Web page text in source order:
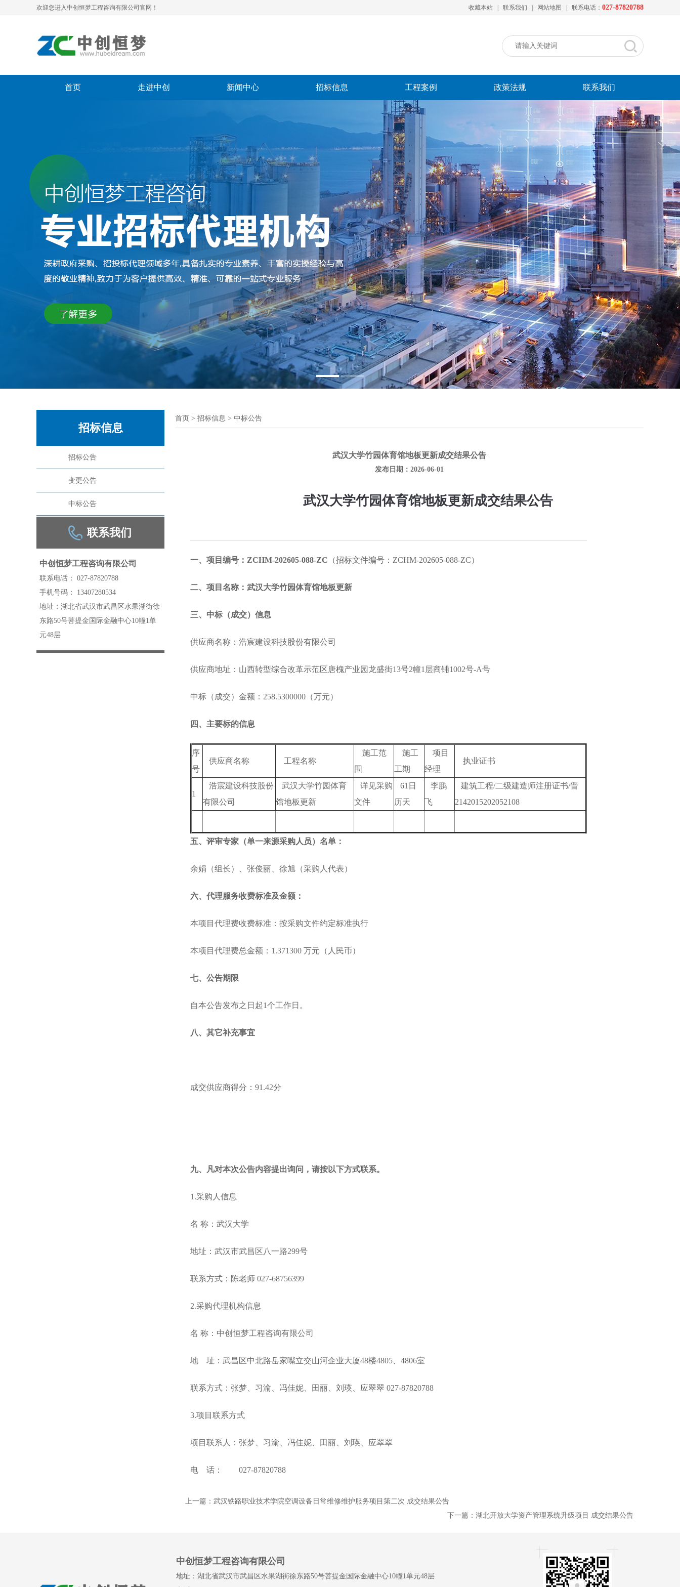
欢迎您进入中创恒梦工程咨询有限公司官网！ 收藏本站 联系我们 网站地图 联系电话： 027-87820788
首页 走进中创 新闻中心 招标信息 工程案例 政策法规 联系我们
1 2
招标信息
招标公告
变更公告
中标公告
联系我们
中创恒梦工程咨询有限公司
联系电话： 027-87820788
手机号码： 13407280534
地址：湖北省武汉市武昌区水果湖街徐
东路50号菩提金国际金融中心10幢1单
元48层
首页 > 招标信息 > 中标公告
武汉大学竹园体育馆地板更新成交结果公告
发布日期：2026-06-01
武汉大学竹园体育馆地板更新成交结果公告
一、项目编号：ZCHM-202605-088-ZC （招标文件编号：ZCHM-202605-088-ZC）
二、项目名称：武汉大学竹园体育馆地板更新
三、中标（成交）信息
供应商名称：浩宸建设科技股份有限公司
供应商地址：山西转型综合改革示范区唐槐产业园龙盛街13号2幢1层商铺1002号-A号
中标（成交）金额：258.5300000（万元）
四、主要标的信息
序
号
供应商名称 工程名称
施工范
围
施工
工期
项目
经理
执业证书
1
浩宸建设科技股份
有限公司
武汉大学竹园体育
馆地板更新
详见采购
文件
61日
历天
李鹏
飞
建筑工程/二级建造师注册证书/晋
2142015202052108
五、评审专家（单一来源采购人员）名单：
余娟（组长）、张俊丽、徐旭（采购人代表）
六、代理服务收费标准及金额：
本项目代理费收费标准：按采购文件约定标准执行
本项目代理费总金额：1.371300 万元（人民币）
七、公告期限
自本公告发布之日起1个工作日。
八、其它补充事宜
成交供应商得分： 91.42分
九、凡对本次公告内容提出询问，请按以下方式联系。
1.采购人信息
名 称：武汉大学
地址：武汉市武昌区八一路299号
联系方式：陈老师 027-68756399
2.采购代理机构信息
名 称：中创恒梦工程咨询有限公司
地 址：武昌区中北路岳家嘴立交山河企业大厦48楼4805、4806室
联系方式：张梦、习渝、冯佳妮、田丽、刘瑛、应翠翠 027-87820788
3.项目联系方式
项目联系人：张梦、习渝、冯佳妮、田丽、刘瑛、应翠翠
电 话： 027-87820788
上一篇： 武汉铁路职业技术学院空调设备日常维修维护服务项目第二次 成交结果公告
下一篇： 湖北开放大学资产管理系统升级项目 成交结果公告
中创恒梦工程咨询有限公司
地址：湖北省武汉市武昌区水果湖街徐东路50号菩提金国际金融中心10幢1单元48层